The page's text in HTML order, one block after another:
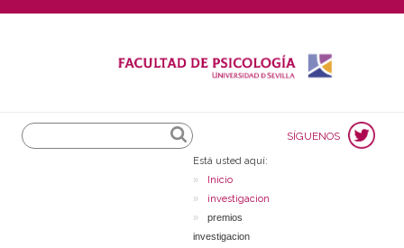
Search
SÍGUENOS
Está usted aquí:
Inicio
investigacion
premios
investigacion